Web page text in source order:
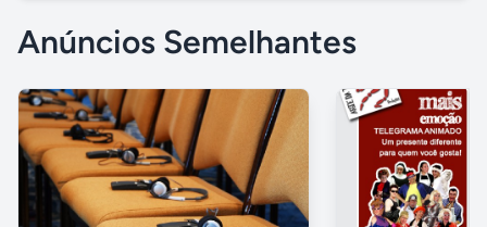
Anúncios Semelhantes